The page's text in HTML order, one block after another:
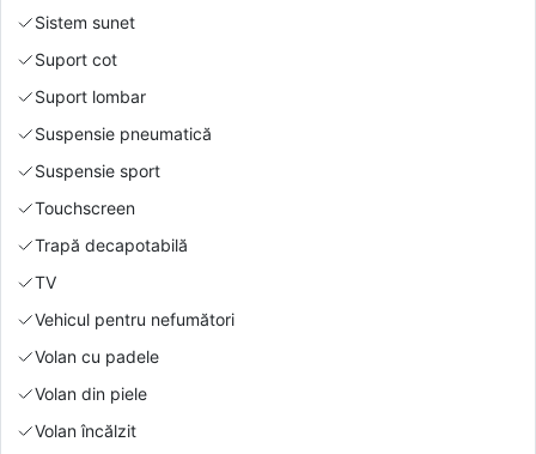
Sistem sunet
Suport cot
Suport lombar
Suspensie pneumatică
Suspensie sport
Touchscreen
Trapă decapotabilă
TV
Vehicul pentru nefumători
Volan cu padele
Volan din piele
Volan încălzit